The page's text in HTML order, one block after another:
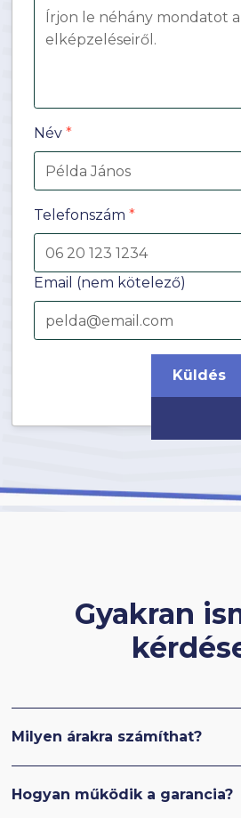
Név*
Telefonszám*
Email (nem kötelező)
Gyakran
Milyen árakra számíthat?
is elkészülhet. A bontási és
Hogyan működik a garancia?